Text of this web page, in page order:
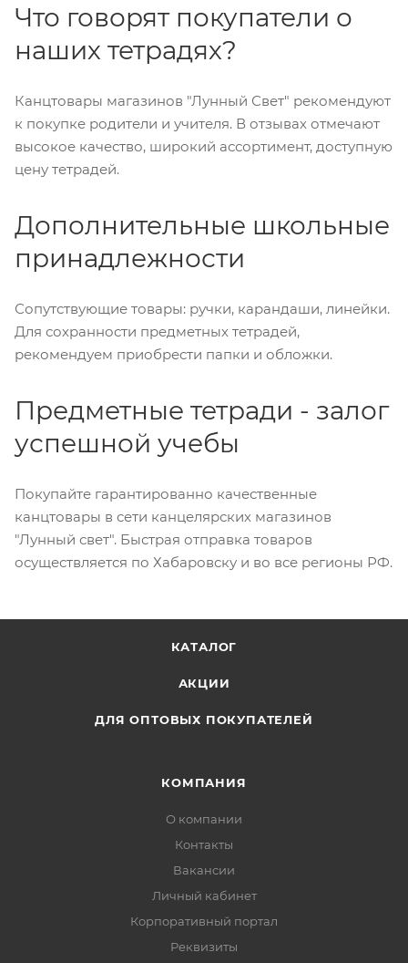
Что говорят покупатели о
наших тетрадях?
Канцтовары магазинов "Лунный Свет" рекомендуют
к покупке родители и учителя. В отзывах отмечают
высокое качество, широкий ассортимент, доступную
цену тетрадей.
Дополнительные школьные
принадлежности
Сопутствующие товары: ручки, карандаши, линейки.
Для сохранности предметных тетрадей,
рекомендуем приобрести папки и обложки.
Предметные тетради - залог
успешной учебы
Покупайте гарантированно качественные
канцтовары в сети канцелярских магазинов
"Лунный свет". Быстрая отправка товаров
осуществляется по Хабаровску и во все регионы РФ.
КАТАЛОГ
АКЦИИ
ДЛЯ ОПТОВЫХ ПОКУПАТЕЛЕЙ
КОМПАНИЯ
О компании
Контакты
Вакансии
Личный кабинет
Корпоративный портал
Реквизиты